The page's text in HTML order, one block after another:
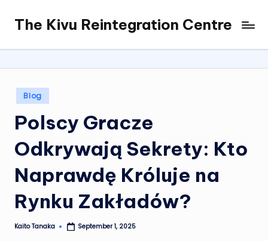
content
The Kivu Reintegration Centre
Posted
in
Blog
Polscy Gracze
Odkrywają Sekrety: Kto
Naprawdę Króluje na
Rynku Zakładów?
Posted
Kaito Tanaka September 1, 2025